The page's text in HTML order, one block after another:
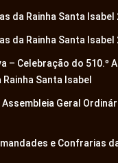
da Rainha Santa Isabel
da Rainha Santa Isabel
– Celebração do 510.º
Santa Isabel
Geral
e Confrarias